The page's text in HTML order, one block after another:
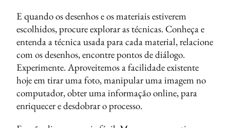
E quando os desenhos e os materiais estiverem
escolhidos, procure explorar as técnicas. Conheça e
entenda a técnica usada para cada material, relacione
com os desenhos, encontre pontos de diálogo.
Experimente. Aproveitemos a facilidade existente
hoje em tirar uma foto, manipular uma imagem no
computador, obter uma informação online, para
enriquecer e desdobrar o processo.